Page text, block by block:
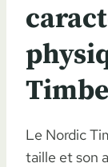
Le Nordic
taille et son